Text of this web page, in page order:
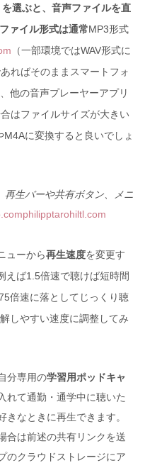
を選ぶと、音声ファイルを直
ァイル形式は通常MP3形式
（一部環境ではWAV形式に
ればそのままスマートフォ
他の音声プレーヤーアプリ
はファイルサイズが大きい
に変換すると良いでしょ
生バーや共有ボタン、メニ
philipptarohiltl.com
ューから再生速度を変更す
えば1.5倍速で聴けば短時間
倍速に落としてじっくり聴
しやすい速度に調整してみ
分専用の学習用ポッドキャ
れて通勤・通学中に聴いた
きなときに再生できます。
合は前述の共有リンクを送
のクラウドストレージにア